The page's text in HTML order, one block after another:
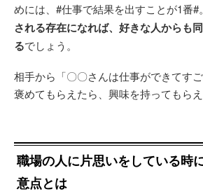
めには、#仕事で結果を出すことが1番#。
される存在になれば、好きな人からも
るでしょう。
相手から「〇〇さんは仕事ができてす
褒めてもらえたら、興味を持ってもらえ
職場の人に片思いをしている時
意点とは